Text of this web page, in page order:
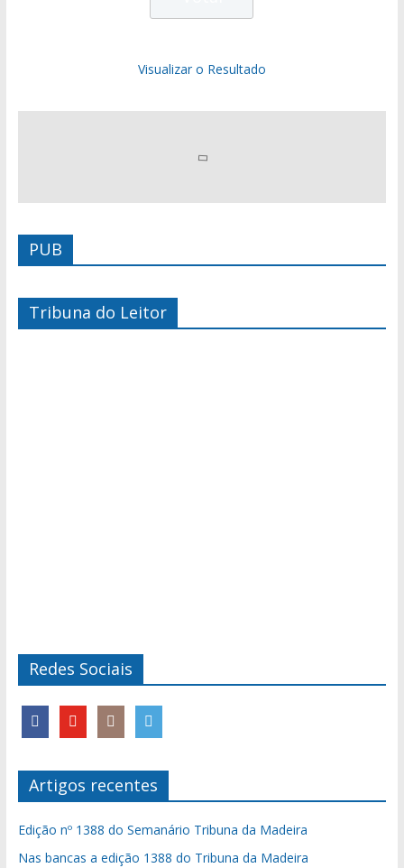
Visualizar o Resultado
PUB
Tribuna do Leitor
Redes Sociais
Artigos recentes
Edição nº 1388 do Semanário Tribuna da Madeira
Nas bancas a edição 1388 do Tribuna da Madeira